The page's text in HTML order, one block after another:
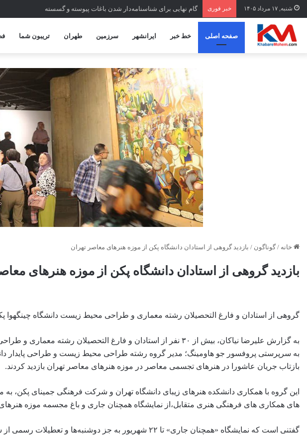
شنبه, ۱۷ مرداد ۱۴۰۵ خبر فوری گام نهایی برای شناسنامه‌دار شدن باغات پیوسته و گسسته
صفحه اصلی خط خبر ایرانشهر سرزمین طهران تریبون شما
خانه / گوناگون / بازدید گروهی از استادان دانشگاه پکن از موزه هنرهای معاصر تهران
بازدید گروهی از استادان دانشگاه پکن از موزه هنرهای
گروهی از استادان و فارغ التحصیلان رشته معماری و طراحی محیط زیست دانشگاه چینگهوا
به گزارش علیرضا نیاکان، بیش از ۳۰ نفر از استادان و فارغ
به سرپرستی پروفسور جو هاومینگ؛ مدیر گروه رشته طراحی محیط زیست و طراحی پایدار
بازتاب جریان عاشورا در هنرهای تجسمی معاصر در موزه هنرهای معاصر تهران بازدید کردند.
این گروه با همکاری دانشکده هنرهای زیبای دانشگاه تهران و شرکت فرهنگی جمینای پکن،
های همکاری های فرهنگی هنری متقابل،از نمایشگاه همچنان جاری و باغ مجسمه موزه هنرهای